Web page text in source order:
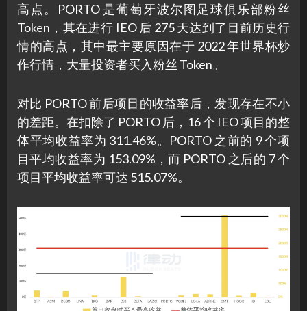
高点。PORTO 是葡萄牙波尔图足球俱乐部粉丝
Token，其在进行 IEO 后 275 天达到了目前历史行
情的高点，其中最主要原因在于 2022 年世界杯炒
作行情，大量投资者买入粉丝 Token。
对比 PORTO 前后项目的收益率后，发现存在不小
的差距。在扣除了 PORTO 后，16 个 IEO 项目的整
体平均收益率为 311.46%。PORTO 之前的 9 个项
目平均收益率为 153.09%，而 PORTO 之后的 7 个
项目平均收益率可达 515.07%。